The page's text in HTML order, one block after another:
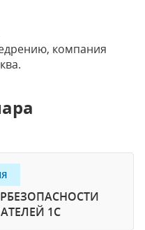
компания
1С